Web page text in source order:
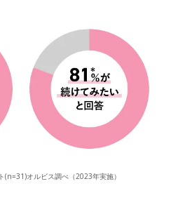
オルビス調べ（2023年実施）